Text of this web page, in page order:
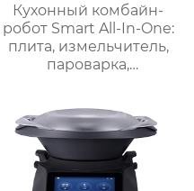
Кухонный комбайн-
робот Smart All-In-One:
плита, измельчитель,
пароварка,
замешивание,
взвешивание